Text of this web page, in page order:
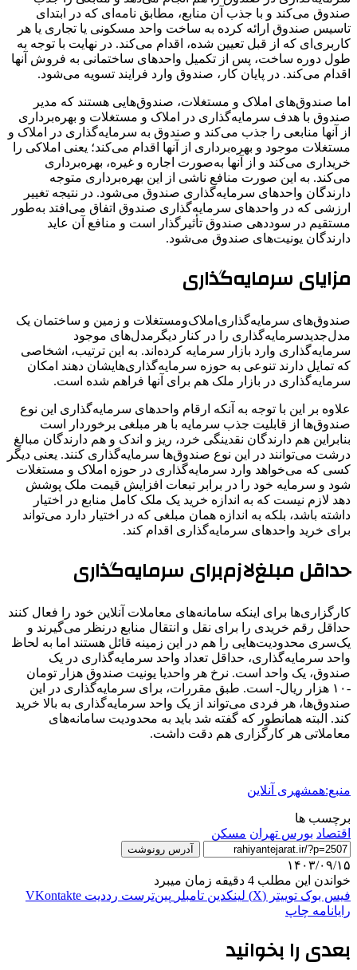
صندوق می‌کند و با جذب آن منابع، مطابق نامه‌ای که در ابتدای
تاسیس صندوق ارائه کرده به ساخت واحد مسکونی یا تجاری یا هر
کاربری‌ای که از قبل تعیین شده، اقدام می‌کند. در نهایت با توجه به
طول دوره ساخت، پس از تکمیل واحدهای ساختمانی به فروش آنها
اقدام می‌کند. در پایان کار، صندوق وارد فرایند تسویه می‌شود.
اما صندوق‌های املاک و مستغلات، صندوق‌هایی هستند که مدیر
صندوق با هدف سرمایه‌گذاری در املاک و مستغلات و بهره‌برداری
از آنها منابعی را جذب می‌کند و صندوق به سرمایه‌گذاری در املاک و
مستغلات موجود و بهره‌برداری از آنها اقدام می‌کند؛ یعنی املاکی را
خریداری می‌کند و از آنها به‌صورت اجاره و غیره، بهره‌برداری
می‌کند. به این صورت منافع ناشی از این بهره‌برداری متوجه
دارندگان واحدهای سرمایه‌گذاری صندوق می‌شود. در نتیجه تغییر
ارزشی که در واحدهای سرمایه‌گذاری صندوق اتفاق می‌افتد به‌طور
مستقیم در سوددهی صندوق تأثیرگذار است و منافع آن عاید
دارندگان یونیت‌های صندوق می‌شود.
مزایای سرمایه‌گذاری
صندوق‌های سرمایه‌گذاری‌املاک‌ومستغلات و زمین و ساختمان یک
مدل‌جدیدسرمایه‌گذاری را در کنار دیگرمدل‌های موجود
سرمایه‌گذاری وارد بازار سرمایه کرده‌اند. به این ترتیب، اشخاصی
که تمایل دارند تنوعی به حوزه سرمایه‌گذاری‌هایشان دهند امکان
سرمایه‌گذاری در بازار ملک هم برای آنها فراهم شده است.
علاوه بر این با توجه به آنکه ارقام واحدهای سرمایه‌گذاری این نوع
صندوق‌ها ‌از قابلیت جذب سرمایه‌ با هر مبلغی برخوردار است
بنابراین هم دارندگان نقدینگی خرد، ریز و اندک و هم دارندگان مبالغ
درشت می‌توانند در این نوع صندوق‌ها سرمایه‌گذاری کنند. یعنی دیگر
کسی که می‌خواهد وارد سرمایه‌گذاری در حوزه املاک و مستغلات
شود و سرمایه خود را در برابر تبعات افزایش قیمت ملک پوشش
دهد لازم نیست که به اندازه خرید یک ملک کامل منابع در اختیار
داشته باشد، بلکه به اندازه همان مبلغی که در اختیار دارد می‌تواند
برای خرید واحدهای سرمایه‌گذاری اقدام کند.
حداقل مبلغ‌لازم‌برای‌ سرمایه‌گذاری
کارگزاری‌ها برای اینکه سامانه‌های معاملات آنلاین خود را فعال کنند
حداقل رقم خریدی را برای نقل و انتقال منابع درنظر می‌گیرند و
یک‌سری محدودیت‌هایی را هم در این زمینه قائل هستند اما به لحاظ
واحد سرمایه‌گذاری، حداقل تعداد واحد سرمایه‌گذاری در یک
صندوق، یک واحد است. نرخ هر واحدیا یونیت صندوق هزار تومان
-۱۰ هزار ریال- است. طبق مقررات، برای سرمایه‌گذاری در این
صندوق‌ها، هر فردی می‌تواند از یک واحد سرمایه‌گذاری به بالا خرید
کند. البته همانطور که گفته شد باید به محدودیت‌ سامانه‌های
معاملاتی هر کارگزاری هم دقت داشت.
منبع:همشهری آنلاین
برچسب ها
اقتصاد بورس تهران مسکن
آدرس رونوشت
۱۴۰۳/۰۹/۱۵
خواندن این مطلب 4 دقیقه زمان میبرد
فیس بوک توییتر (X) لینکدین ‫تامبلر ‫پین‌ترست ‫رددیت ‫VKontakte
رایانامه چاپ
بعدی را بخوانید